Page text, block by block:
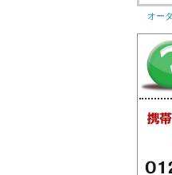
オリ
オー